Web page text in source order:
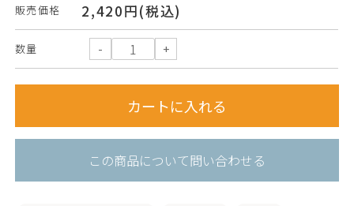
販売価格 2,420円(税込)
数量
この商品について問い合わせる